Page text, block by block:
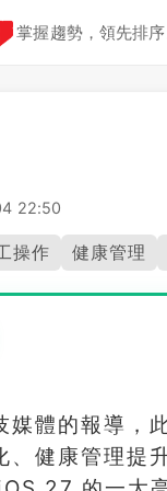
掌握趨勢，領先排序
22:50
操作 健康管理
媒體的報導，
、健康管理提